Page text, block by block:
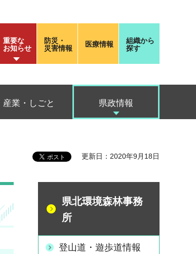
重要な
お知らせ
防災・
災害情報
医療情報
組織から
探す
産業・しごと 県政情報
更新日：2020年9月18日
県北環境森林事務
所
登山道・遊歩道情報